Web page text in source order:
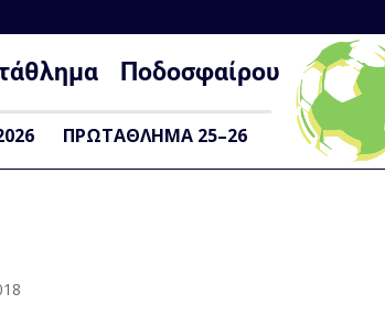
Ποδοσφαίρου
ΠΡΩΤΑΘΛΗΜΑ 25–26